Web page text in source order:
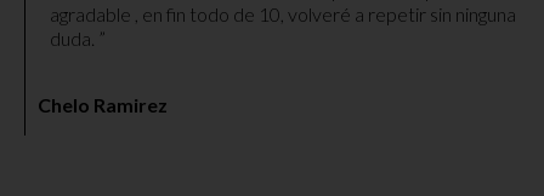
agradable , en fin todo de 10, volveré a repetir sin ninguna
duda.
Chelo Ramirez